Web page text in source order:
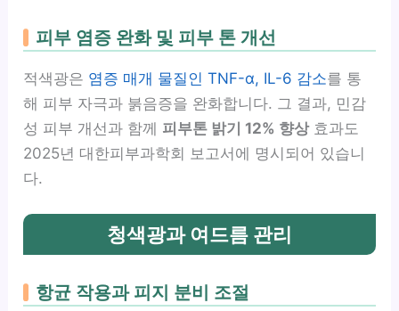
피부 염증 완화 및 피부 톤 개선
적색광은 염증 매개 물질인 TNF-α, IL-6 감소를 통
해 피부 자극과 붉음증을 완화합니다. 그 결과, 민감
성 피부 개선과 함께 피부톤 밝기 12% 향상효과도
2025년 대한피부과학회 보고서에 명시되어 있습니
다.
청색광과 여드름 관리
항균 작용과 피지 분비 조절